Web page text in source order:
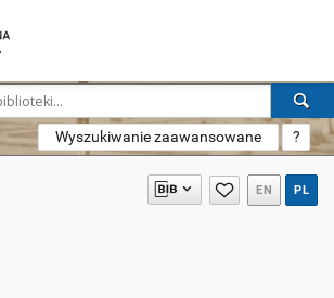
Wyszukiwanie zaawansowane ?
EN PL